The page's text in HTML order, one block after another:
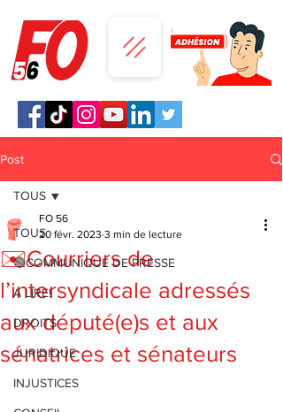
Post
TOUS
🔴COMMUNIQUE DE PRESSE
A LIRE!
DROITS
JURIDIQUE
INJUSTICES
TOUS
✉️Courriers de
l’intersyndicale adressés
aux député(e)s et aux
sénatrices et sénateurs
FO 56
20 févr. 2023 3 min de lecture